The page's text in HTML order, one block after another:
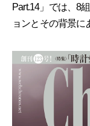
Part.14」では、8
ョンとその背景に